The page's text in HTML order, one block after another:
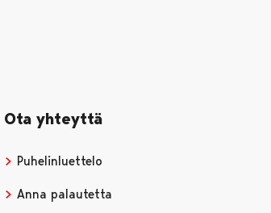
Ota yhteyttä
Puhelinluettelo
Anna palautetta